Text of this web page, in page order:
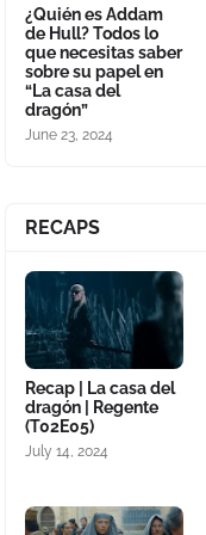
¿Quién es Addam
de Hull? Todos lo
que necesitas saber
sobre su papel en
“La casa del
dragón”
June 23, 2024
RECAPS
Recap | La casa del
dragón | Regente
(T02E05)
July 14, 2024